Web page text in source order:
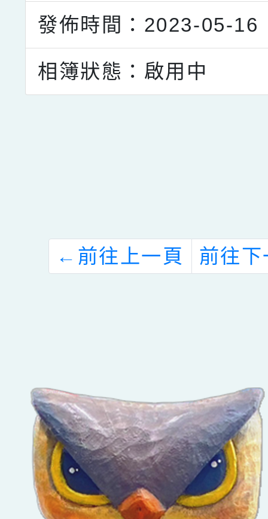
發佈時間：2023-05-16
相簿狀態：啟用中
← 前往上一頁 前往下